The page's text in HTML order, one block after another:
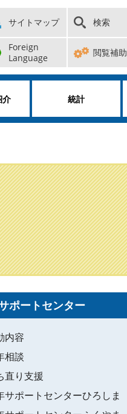
サイトマップ 検索
Foreign
Language
閲覧補助
介 統計
ポートセンター
内容
相談
直り支援
サポートセンターひろしま